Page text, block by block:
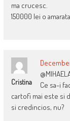
ma crucesc.
150000 lei o
Cristina
December
Ce sa-i
cartofi mai este si
si credincios, nu?